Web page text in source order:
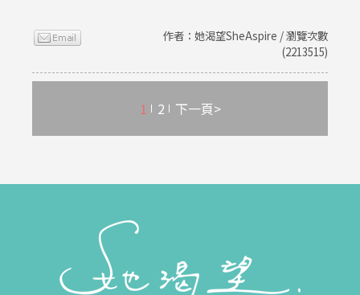
作者：她渴望SheAspire / 瀏覽次數
(2213515)
1 2 下一頁>